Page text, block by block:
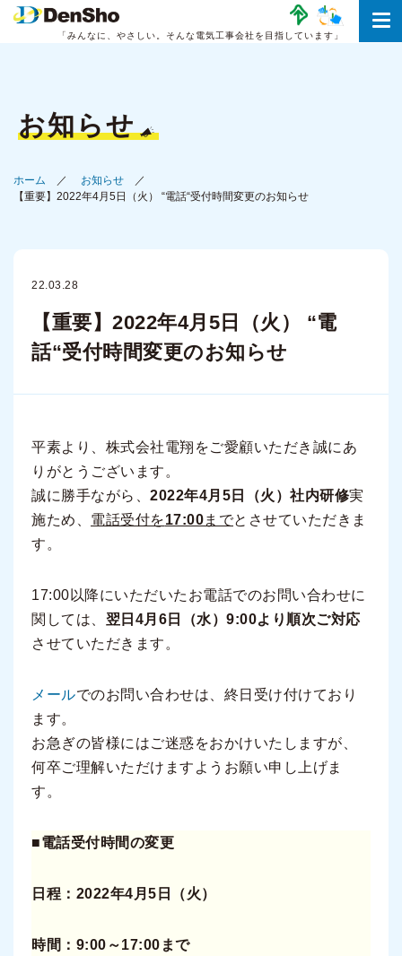
「みんなに、やさしい。 そんな電気工事会社を目指しています」
お知らせ
ホーム
お知らせ
【重要】2022年4月5日（火） “電話“受付時間変更のお知らせ
22.03.28
【重要】2022年4月5日（火） “電
話“受付時間変更のお知らせ
平素より、株式会社電翔をご愛顧いただき誠にあ
りがとうございます。
誠に勝手ながら、 2022年4月5日（火） 社内研修実
施ため、 電話受付を17:00までとさせていただきま
す。
17:00以降にいただいたお電話でのお問い合わせに
関しては、 翌日4月6日（水）9:00より 順次ご対応
させていただきます。
メールでのお問い合わせは、終日受け付けており
ます。
お急ぎの皆様にはご迷惑をおかけいたしますが、
何卒ご理解いただけますようお願い申し上げま
す。
■電話受付時間の変更
日程：2022年4月5日（火）
時間：9:00～17:00まで